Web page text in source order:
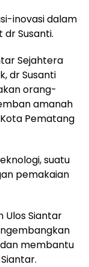
inovasi dalam
Susanti.
Sejahtera
dr Susanti
orang-
amanah
Pematang
suatu
pemakaian
Ulos Siantar
membantu